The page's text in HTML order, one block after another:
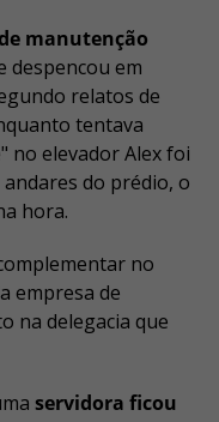
manutenção
despencou em
relatos de
tentava
elevador Alex foi
do prédio, o
hora.
no
empresa de
na delegacia que
servidora ficou